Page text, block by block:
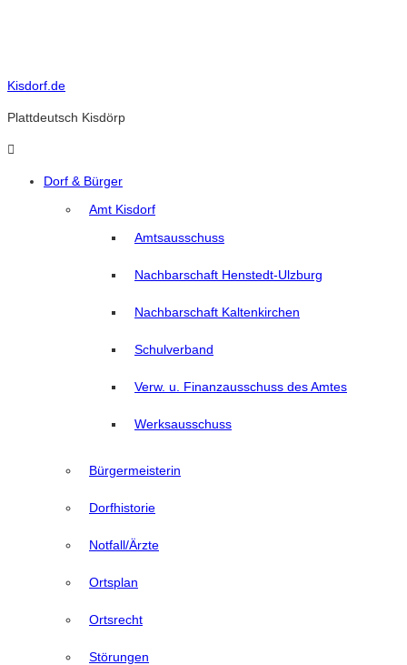
Kisdorf.de
Plattdeutsch Kisdörp
Dorf & Bürger
Amt Kisdorf
Amtsausschuss
Nachbarschaft Henstedt-Ulzburg
Nachbarschaft Kaltenkirchen
Schulverband
Verw. u. Finanzausschuss des Amtes
Werksausschuss
Bürgermeisterin
Dorfhistorie
Notfall/Ärzte
Ortsplan
Ortsrecht
Störungen